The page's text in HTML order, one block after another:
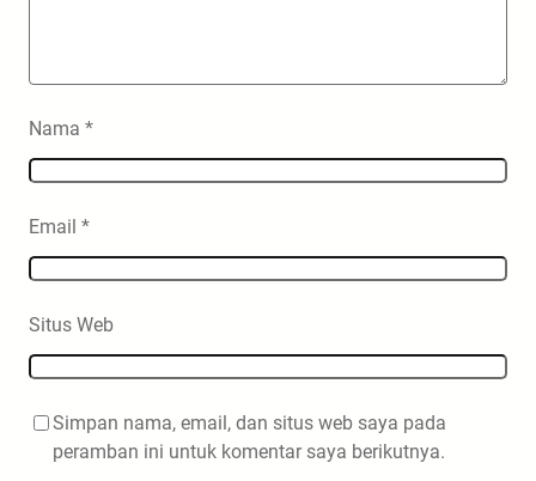
Nama *
Email *
Situs Web
Simpan nama, email, dan situs web saya pada
peramban ini untuk komentar saya berikutnya.